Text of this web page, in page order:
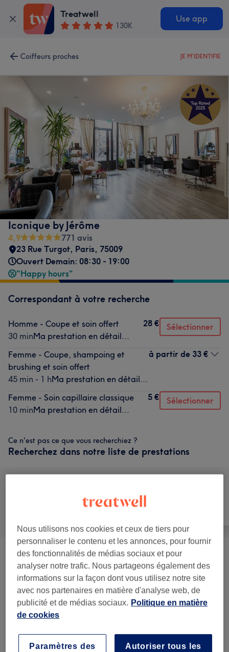
Treatwell
130K
Use app
Coiffeurs proches JE M'IDENTIFIE
Iconique by Jérôme
4,9
771 avis
23 Rue Turgot, Paris, 75009
Ouvert Demain: 08:30 - 19:00
"Happy hours"
Correspondant à votre recherche
Homme - Coupe et soin offert
30 minMa prestation en détail...
28 € Sélectionner
Femme - Coupe, shampoing et
brushing et soin offert
45 min - 1 hMa prestation en détail...
à partir de 33 €
Femme - Soin capillaire classique
10 minMa prestation en détail...
5 € Sélectionner
Ce n'est pas ce que vous recherchiez ?
Recherchez dans notre liste de prestations
Soin Botox (1) à partir de 70 €
Femme - Coupe De Cheveux Et
Coiffure (6 )
à partir de 5 €
Homme - Coupe De Cheveux
Enfant - Coupe De Cheveux Et Coiffure (2) 18 €
Nous utilisons nos cookies et ceux de tiers pour
personnaliser le contenu et les annonces, pour fournir
des fonctionnalités de médias sociaux et pour
analyser notre trafic. Nous partageons également des
informations sur la façon dont vous utilisez notre site
avec nos partenaires en matière d'analyse web, de
publicité et de médias sociaux. Politique en matière
de cookies
Autoriser tous les
Paramètres des